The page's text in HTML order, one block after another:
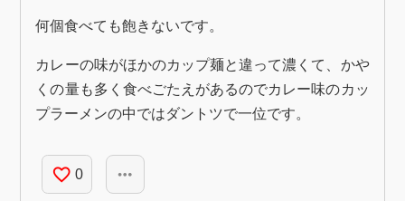
何個食べても飽きないです。
カレーの味がほかのカップ麺と違って濃くて、かや
くの量も多く食べごたえがあるのでカレー味のカッ
プラーメンの中ではダントツで一位です。
favorite_border 0 more_horiz